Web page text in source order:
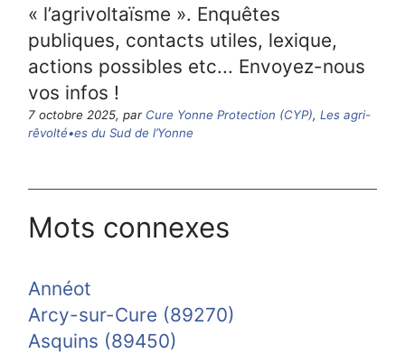
« l’agrivoltaïsme ». Enquêtes
publiques, contacts utiles, lexique,
actions possibles etc... Envoyez-nous
vos infos !
7 octobre 2025, par Cure Yonne Protection (CYP),Les agri-
rêvolté•es du Sud de l’Yonne
Mots connexes
Annéot
Arcy-sur-Cure (89270)
Asquins (89450)